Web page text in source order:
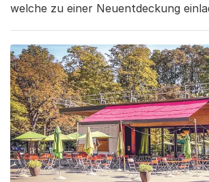
welche zu einer Neuentdeckung